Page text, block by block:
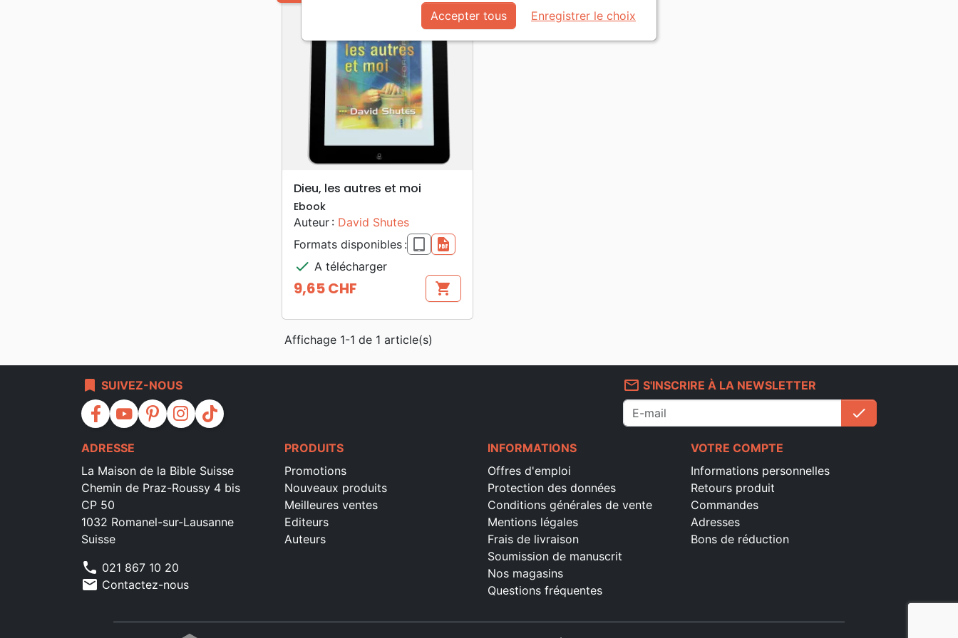
search APERÇU RAPIDE
Dieu, les autres et moi
Ebook
Auteur : David Shutes
Formats disponibles : epub
pdf
check A télécharger
Prix
9,65 CHF shopping_cart
Affichage 1-1 de 1 article(s)
bookmark SUIVEZ-NOUS
facebook youtube pinterest instagram tiktok
mail_outline S'INSCRIRE À LA NEWSLETTER
check
ADRESSE
La Maison de la Bible Suisse
Chemin de Praz-Roussy 4 bis
CP 50
1032 Romanel-sur-Lausanne
Suisse
phone 021 867 10 20
mail Contactez-nous
PRODUITS
Promotions
Nouveaux produits
Meilleures ventes
Editeurs
Auteurs
INFORMATIONS
Offres d'emploi
Protection des données
Conditions générales de vente
Mentions légales
Frais de livraison
Soumission de manuscrit
Nos magasins
Questions fréquentes
VOTRE COMPTE
Informations personnelles
Retours produit
Commandes
Adresses
Bons de réduction
Accepter tous Enregistrer le choix